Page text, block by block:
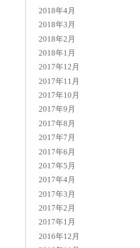
2018年4月
2018年3月
2018年2月
2018年1月
2017年12月
2017年11月
2017年10月
2017年9月
2017年8月
2017年7月
2017年6月
2017年5月
2017年4月
2017年3月
2017年2月
2017年1月
2016年12月